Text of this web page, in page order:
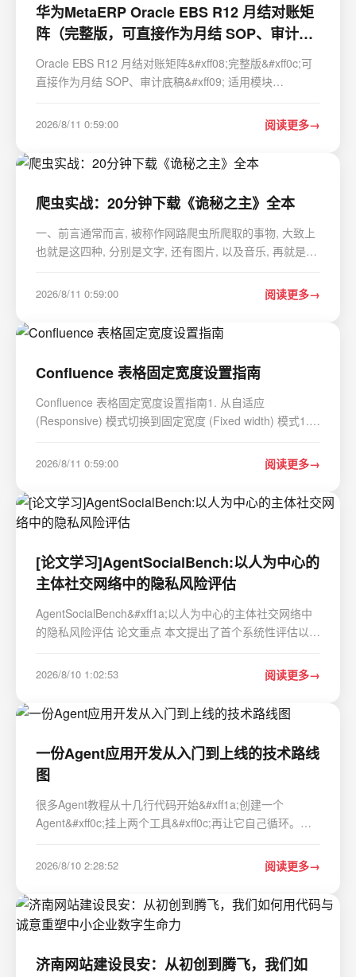
华为MetaERP Oracle EBS R12 月结对账矩
阵（完整版，可直接作为月结 SOP、审计底
稿）适用模块：PO 采购、AP 应付、AR 应
收、INV 库存 / CST 成本、WIP 在制、
Oracle EBS R12 月结对账矩阵&#xff08;完整版&#xff0c;可
直接作为月结 SOP、审计底稿&#xff09; 适用模块
成本、WIP 在制、FA 固定资产、OM 订单、PA 项目、GL
2026/8/11 0:59:00 阅读更多
爬虫实战：20分钟下载《诡秘之主》全本
一、前言通常而言, 被称作网路爬虫所爬取的事物, 大致上
也就是这四种, 分别是文字, 还有图片, 以及音乐, 再就是视
还存在一些危险性质的操施作办, 是着实容易因而被请去喝
茶的, 对此现暂且不予讨论了。咱们循序渐进&#…
2026/8/11 0:59:00 阅读更多
Confluence 表格固定宽度设置指南
Confluence 表格固定宽度设置指南1. 从自适应
(Responsive) 模式切换到固定宽度 (Fixed width) 模式1.1.
width)2. Table Spreadsheet Macro / Office Excel
MacroReferences在 Confluence 中&#xff0c;表格默认采用
自适应 …
2026/8/11 0:59:00 阅读更多
[论文学习]AgentSocialBench:以人为中心的
主体社交网络中的隐私风险评估
AgentSocialBench&#xff1a;以人为中心的主体社交网络中
的隐私风险评估 论文重点 本文提出了首个系统性评估以人
AgentSocialBench。该基准涵盖七大场景类别、超过300
个测试场景&#xff0c;在八种主流LLM模型上进行的实验揭示
了…
2026/8/10 1:02:53 阅读更多
一份Agent应用开发从入门到上线的技术路线
图
很多Agent教程从十几行代码开始&#xff1a;创建一个
Agent&#xff0c;挂上两个工具&#xff0c;再让它自己循环。
&#xff0c;问题会立刻变得具体。 模型把订单号提错了怎么
2026/8/10 2:28:52 阅读更多
济南网站建设艮安：从初创到腾飞，我们如